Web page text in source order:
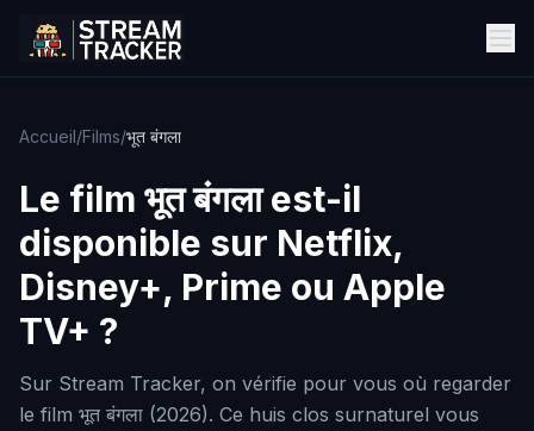
Accueil/Films/भूत बंगला
Le film भूत बंगलाest-il
disponible sur Netflix,
Disney+, Prime ou Apple
TV+ ?
Sur Stream Tracker, on vérifie pour vous où regarder
le film भूत बंगला (2026). Ce huis clos surnaturel vous